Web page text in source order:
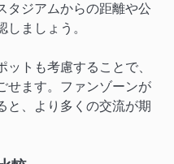
タジアムからの距離や公
ましょう。
トも考慮することで、
せます。ファンゾーンが
と、より多くの交流が期